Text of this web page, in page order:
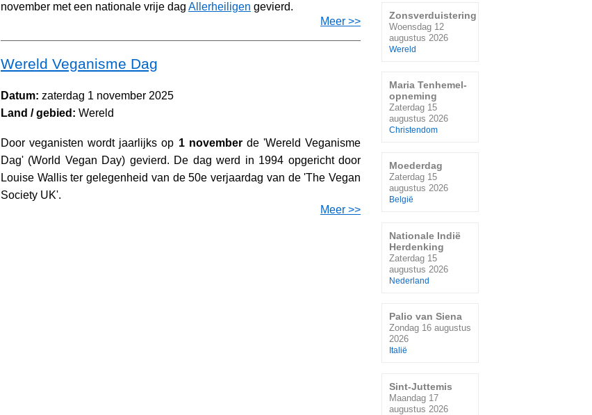
november met een nationale vrije dag Allerheiligen gevierd.
Meer >>
Wereld Veganisme Dag
Datum: zaterdag 1 november 2025
Land / gebied: Wereld
Door veganisten wordt jaarlijks op 1 novemberde 'Wereld Veganisme
Dag' (World Vegan Day) gevierd. De dag werd in 1994 opgericht door
Louise Wallis ter gelegenheid van de 50e verjaardag van de 'The Vegan
Society UK'.
Meer >>
Zonsverduistering
Woensdag 12
augustus 2026
Wereld
Maria Tenhemel-
opneming
Zaterdag 15
augustus 2026
Christendom
Moederdag
Zaterdag 15
augustus 2026
België
Nationale Indië
Herdenking
Zaterdag 15
augustus 2026
Nederland
Palio van Siena
Zondag 16 augustus
2026
Italië
Sint-Juttemis
Maandag 17
augustus 2026